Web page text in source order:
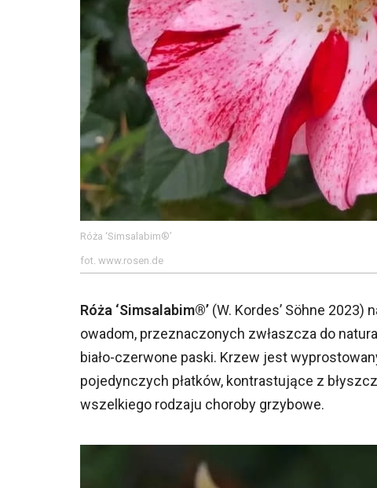
Róża ‘Simsalabim®’
fot. www.rosen.de
Róża ‘Simsalabim®’ (W. Kordes’ Söhne
owadom, przeznaczonych zwłaszcza do
biało-czerwone paski. Krzew jest
pojedynczych płatków, kontrastujące z
wszelkiego rodzaju choroby grzybowe.